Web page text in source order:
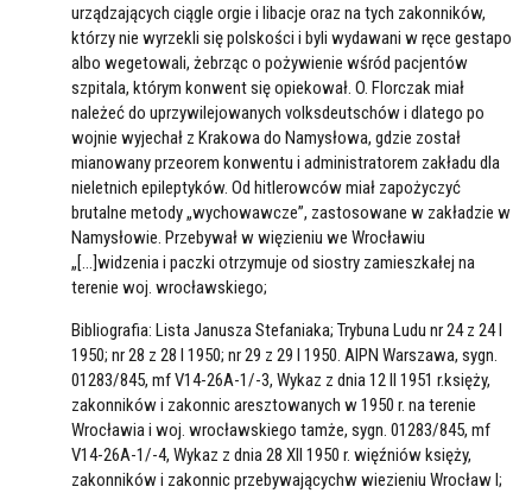
urządzających ciągle orgie i libacje oraz na tych zakonników,
którzy nie wyrzekli się polskości i byli wydawani w ręce gestapo
albo wegetowali, żebrząc o pożywienie wśród pacjentów
szpitala, którym konwent się opiekował. O. Florczak miał
należeć do uprzywilejowanych volksdeutschów i dlatego po
wojnie wyjechał z Krakowa do Namysłowa, gdzie został
mianowany przeorem konwentu i administratorem zakładu dla
nieletnich epileptyków. Od hitlerowców miał zapożyczyć
brutalne metody „wychowawcze”, zastosowane w zakładzie w
Namysłowie. Przebywał w więzieniu we Wrocławiu
„[…]widzenia i paczki otrzymuje od siostry zamieszkałej na
terenie woj. wrocławskiego;
Bibliografia: Lista Janusza Stefaniaka; Trybuna Ludu nr 24 z 24 I
1950; nr 28 z 28 I 1950; nr 29 z 29 I 1950. AIPN Warszawa, sygn.
01283/845, mf V14-26A-1/-3, Wykaz z dnia 12 II 1951 r.księży,
zakonników i zakonnic aresztowanych w 1950 r. na terenie
Wrocławia i woj. wrocławskiego tamże, sygn. 01283/845, mf
V14-26A-1/-4, Wykaz z dnia 28 XII 1950 r. więźniów księży,
zakonników i zakonnic przebywającychw wiezieniu Wrocław I;